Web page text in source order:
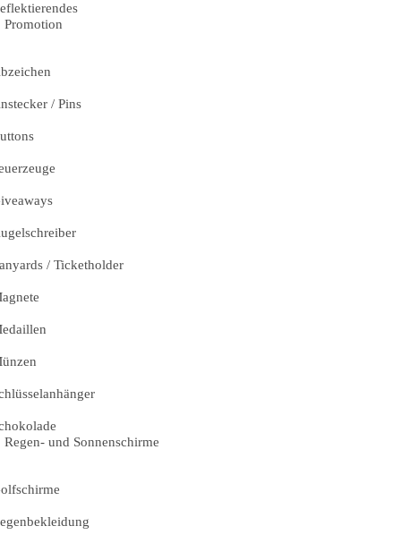
Promotion
/ Pins
/ Ticketholder
Regen- und Sonnenschirme